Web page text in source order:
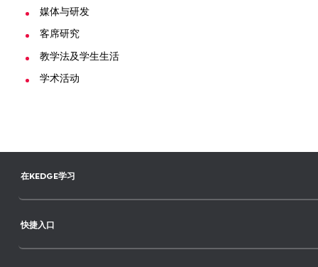
媒体与研发
客席研究
教学法及学生生活
学术活动
在KEDGE学习
快捷入口